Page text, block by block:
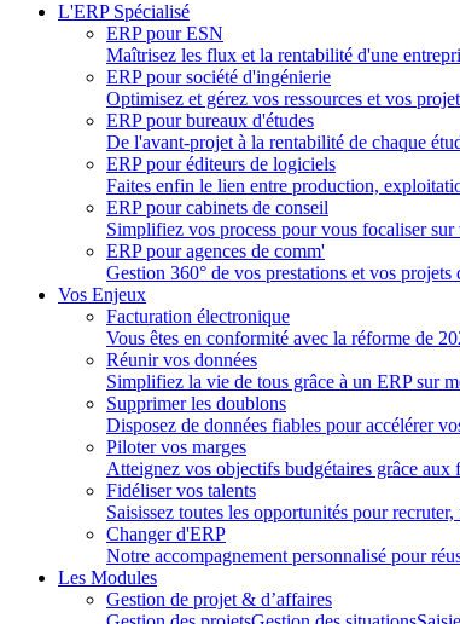
L'ERP Spécialisé
ERP pour ESN
Maîtrisez les flux et la rentabilité d'une
ERP pour société d'ingénierie
Optimisez et gérez vos ressources et vos
ERP pour bureaux d'études
De l'avant-projet à la rentabilité de chaque
ERP pour éditeurs de logiciels
Faites enfin le lien entre production,
ERP pour cabinets de conseil
Simplifiez vos process pour vous focaliser sur
ERP pour agences de comm'
Gestion 360° de vos prestations et vos projets
Vos Enjeux
Facturation électronique
Vous êtes en conformité avec la réforme de
Réunir vos données
Simplifiez la vie de tous grâce à un ERP sur
Supprimer les doublons
Disposez de données fiables pour accélérer
Piloter vos marges
Atteignez vos objectifs budgétaires grâce aux
Fidéliser vos talents
Saisissez toutes les opportunités pour
Changer d'ERP
Notre accompagnement personnalisé pour
Les Modules
Gestion de projet & d’affaires